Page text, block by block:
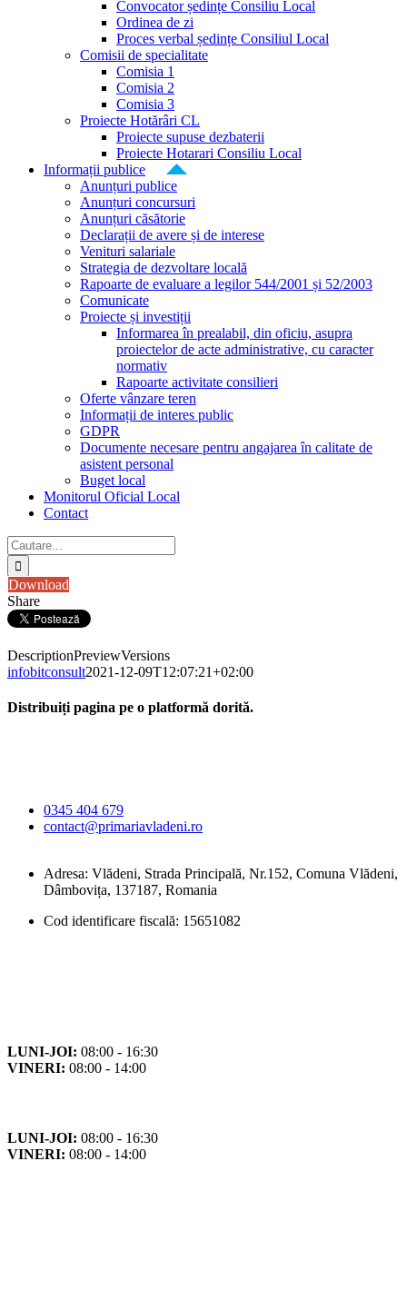
Convocator ședințe Consiliu Local
Ordinea de zi
Proces verbal ședințe Consiliul Local
Comisii de specialitate
Comisia 1
Comisia 2
Comisia 3
Proiecte Hotărâri CL
Proiecte supuse dezbaterii
Proiecte Hotarari Consiliu Local
Informații publice
Anunțuri publice
Anunțuri concursuri
Anunțuri căsătorie
Declarații de avere și de interese
Venituri salariale
Strategia de dezvoltare locală
Rapoarte de evaluare a legilor 544/2001 și 52/2003
Comunicate
Proiecte și investiții
Informarea în prealabil, din oficiu, asupra
proiectelor de acte administrative, cu caracter
normativ
Rapoarte activitate consilieri
Oferte vânzare teren
Informații de interes public
GDPR
Documente necesare pentru angajarea în calitate de
asistent personal
Buget local
Monitorul Oficial Local
Contact
Cautare...
Download
Share
DescriptionPreviewVersions
infobitconsult2021-12-09T12:07:21+02:00
Distribuiți pagina pe o platformă dorită.
0345 404 679
contact@primariavladeni.ro
Adresa: Vlădeni, Strada Principală, Nr.152, Comuna Vlădeni,
Dâmbovița, 137187, Romania
Cod identificare fiscală: 15651082
LUNI-JOI: 08:00 - 16:30
VINERI: 08:00 - 14:00
LUNI-JOI: 08:00 - 16:30
VINERI: 08:00 - 14:00